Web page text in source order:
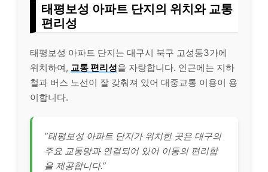
태평보성 아파트 단지의 위치와 교통
편리성
태평보성 아파트 단지는 대구시 북구 고성동3가에
위치하여, 교통 편리성을 자랑합니다. 인근에는 지하
철과 버스 노선이 잘 갖춰져 있어 대중교통 이용이 용
이합니다.
“태평보성 아파트 단지가 위치한 곳은 대구의
주요 교통망과 연결되어 있어 이동의 편리함
을 제공합니다.”